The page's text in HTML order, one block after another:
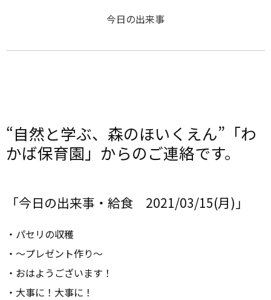
今日の出来事
“自然と学ぶ、森のほいくえん”「わ
かば保育園」からのご連絡です。
「今日の出来事・給食 2021/03/15(月)」
・パセリの収穫
・～プレゼント作り～
・おはようございます！
・大事に！大事に！